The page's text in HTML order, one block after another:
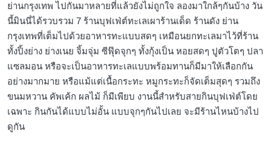
ย่านกรุงเทพ ไปกันมาหลายที่แล้วยังไม่ถูกใจ ลองมาใกล้ๆกันบ้าง วัน
นี้มินนี่ได้รวบรวม 7 ร้านบุฟเฟ่ต์ทะเลเผาร้านเด็ด ร้านดัง ย่าน
กรุงเทพที่เต็มไปด้วยอาหารทะแบบสดๆ เหมือนยกทะเลมาไว้ที่ร้าน
ทั้งปิ้งย่าง ย่างเนย จิ้มจุ่ม ซีฟุ๊ดจุกๆ ทั้งกุ้งเป็น หอยสดๆ ปูตัวโตๆ ปลา
แซลมอน หรือจะเป็นอาหารทะเลแบบพร้อมทานก็มีมาให้เลือกกัน
อย่างมากมาย หรือแม้แต่เนื้อกระทะ หมูกระทะก็จัดเต็มสุดๆ รวมถึง
ขนมหวาน คัพเค้ก ผลไม้ ก็มีเพียบ งานนี้สำหรับสายกินบุฟเฟ่ต์โดย
เฉพาะ กินกันได้แบบไม่อั้น แบบจุกๆกันไปเลย จะมีร้านไหนบ้างไป
ดูกัน